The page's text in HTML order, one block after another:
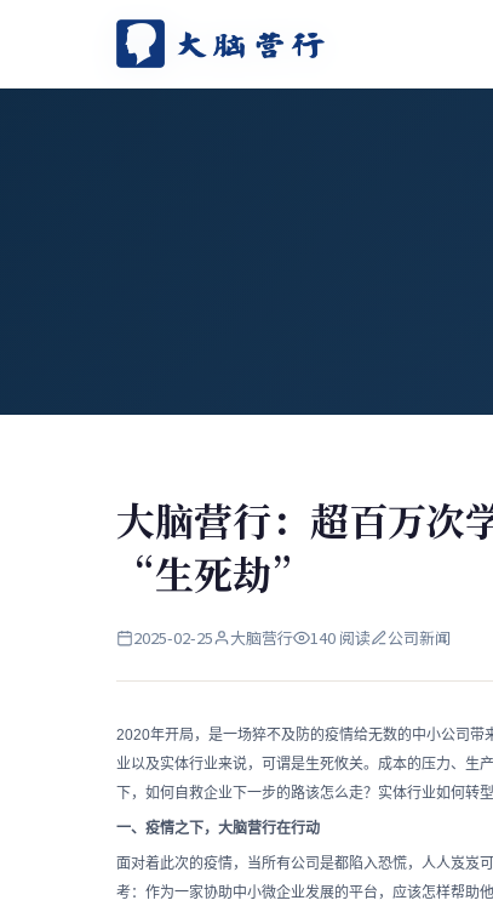
关于我们讲师团队
大脑营行：超百万次
“生死劫”
2025-02-25 大脑营行 140 阅读 公司新闻
2020年开局，是一场猝不及防的疫情给无数的中小公司
业以及实体行业来说，可谓是生死攸关。成本的压力、
下，如何自救企业下一步的路该怎么走？实体行业如何转型
一、疫情之下，大脑营行在行动
面对着此次的疫情，当所有公司是都陷入恐慌，人人岌岌
考：作为一家协助中小微企业发展的平台，应该怎样帮助